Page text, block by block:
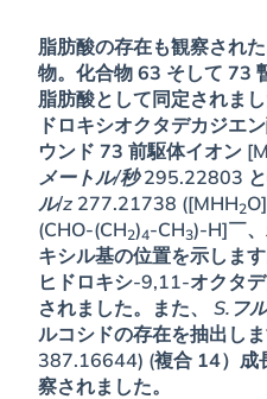
脂肪酸の存在も観察され
物。化合物63 そして73
脂肪酸として同定されま
ドロキシオクタデカジエ
ウンド73 前駆体イオン
メートル/秒295.22803 と
ル/z 277.21738 ([MHH2O]
(CHO-(CH2)4-CH3)-H]￣
キシル基の位置を示しま
ヒドロキシ-9,11-オクタ
されました。また、S.フ
ルコシドの存在を抽出し
387.16644) (複合 14）成
察されました。